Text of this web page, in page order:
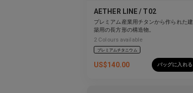
AETHER LINE / T02
プレミアム産業用チタンから作られた建
築用の長方形の構造物。
2 Colours available
プレミアムチタニウム
US$140.00 バッグに入れる